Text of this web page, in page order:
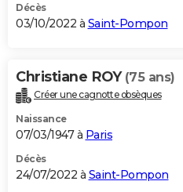
Décès
03/10/2022 à Saint-Pompon
Christiane ROY (75 ans)
Créer une cagnotte obsèques
Naissance
07/03/1947 à Paris
Décès
24/07/2022 à Saint-Pompon